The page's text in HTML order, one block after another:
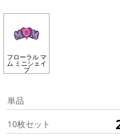
フローラル マ
ム ミニシェイ
プ
単品
10枚セット